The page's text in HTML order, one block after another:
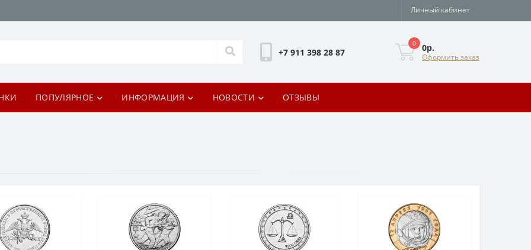
Личный кабинет
+7 911 398 28 87
0 0р.
Оформить заказ
ПОПУЛЯРНОЕ ИНФОРМАЦИЯ НОВОСТИ ОТЗЫВЫ